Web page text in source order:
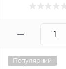
Популярний